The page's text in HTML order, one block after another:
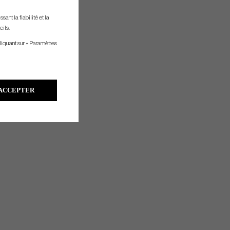
la fiabilité et la
sur « Paramètres